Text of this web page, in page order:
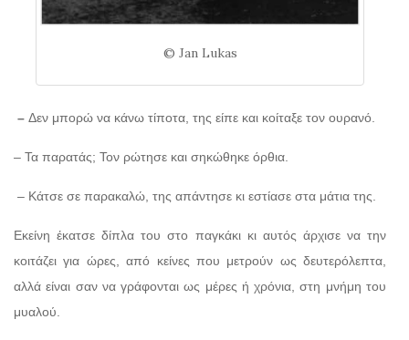
© Jan Lukas
– Δεν μπορώ να κάνω τίποτα, της είπε και κοίταξε τον ουρανό.
– Τα παρατάς; Τον ρώτησε και σηκώθηκε όρθια.
– Κάτσε σε παρακαλώ, της απάντησε κι εστίασε στα μάτια της.
Εκείνη έκατσε δίπλα του στο παγκάκι κι αυτός άρχισε να την
κοιτάζει για ώρες, από κείνες που μετρούν ως δευτερόλεπτα,
αλλά είναι σαν να γράφονται ως μέρες ή χρόνια, στη μνήμη του
μυαλού.